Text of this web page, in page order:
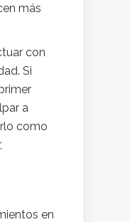
más
con
Si
a
como
en